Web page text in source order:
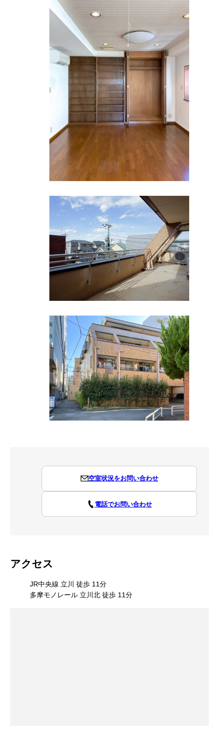
空室状況をお問い合わせ
電話でお問い合わせ
アクセス
JR中央線 立川 徒歩 11分
多摩モノレール 立川北 徒歩 11分